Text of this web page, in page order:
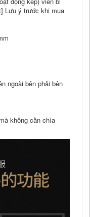
Lưu ý trước khi mua
ngoài bên phải bên
không cần chìa